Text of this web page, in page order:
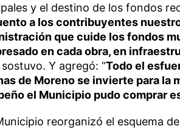
y el destino de los fondos
a los contribuyentes
que cuide los fondos
en cada obra, en
sostuvo. Y agregó: “Todo el
de Moreno se invierte para la
el Municipio pudo comprar
reorganizó el esquema